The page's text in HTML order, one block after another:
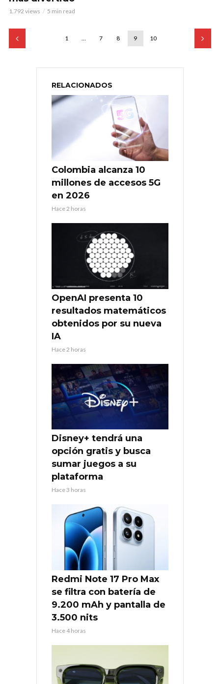
1.792 views 5 min read
1 … 7 8 9 10
RELACIONADOS
Colombia alcanza 10
millones de accesos 5G
en 2026
Hace 2 horas
OpenAI presenta 10
resultados matemáticos
obtenidos por su nueva
IA
Hace 2 horas
Disney+ tendrá una
opción gratis y busca
sumar juegos a su
plataforma
Hace 3 horas
Redmi Note 17 Pro Max
se filtra con batería de
9.200 mAh y pantalla de
3.500 nits
Hace 4 horas